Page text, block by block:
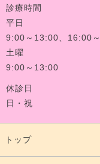
診療時間
平日
9:00～13:00、16:00
土曜
9:00～13:00
休診日
日・祝
トップ